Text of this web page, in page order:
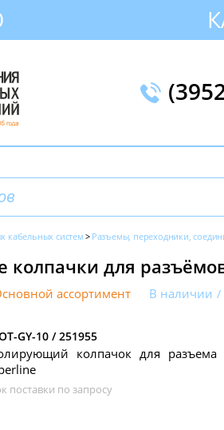
кабельных систем Разъемы, переходники,
для разъёмов
ассортимент В наличии
GY-10 / 251955
колпачок для разъема
поставки по запросу